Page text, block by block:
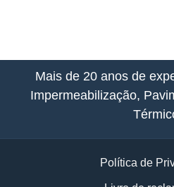
Mais de 20 anos de
Impermeabilização,
Política de